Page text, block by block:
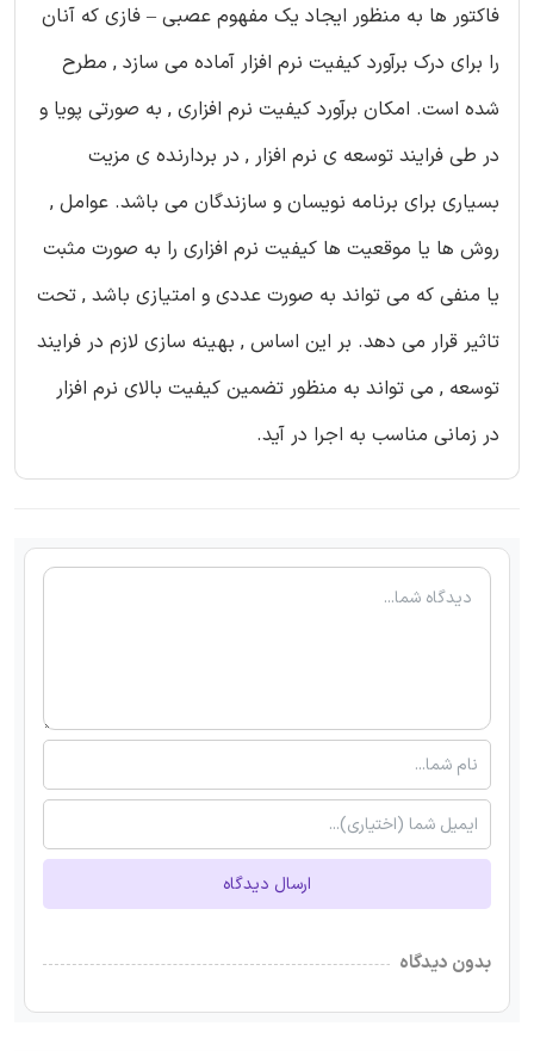
فاکتور ها به منظور ایجاد یک مفهوم عصبی – فازی که آنان
را برای درک برآورد کیفیت نرم افزار آماده می سازد , مطرح
شده است. امکان برآورد کیفیت نرم افزاری , به صورتی پویا و
در طی فرایند توسعه ی نرم افزار , در بردارنده ی مزیت
بسیاری برای برنامه نویسان و سازندگان می باشد. عوامل ,
روش ها یا موقعیت ها کیفیت نرم افزاری را به صورت مثبت
یا منفی که می تواند به صورت عددی و امتیازی باشد , تحت
تاثیر قرار می دهد. بر این اساس , بهینه سازی لازم در فرایند
توسعه , می تواند به منظور تضمین کیفیت بالای نرم افزار
در زمانی مناسب به اجرا در آید.
ارسال دیدگاه
بدون دیدگاه